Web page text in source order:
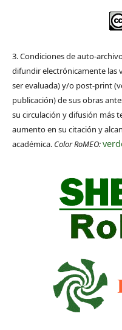
3. Condiciones de auto-
difundir electrónicamente las
ser evaluada) y/o post-print
publicación) de sus obras
su circulación y difusión más
aumento en su citación y
académica. Color RoMEO: